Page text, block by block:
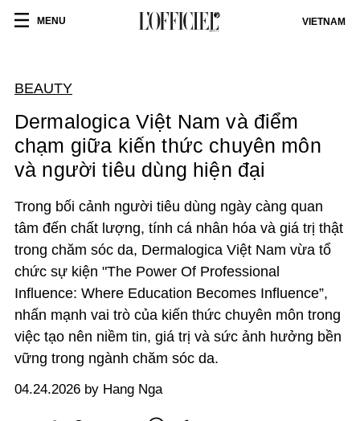
MENU VIETNAM
BEAUTY
Dermalogica Việt Nam và điểm
chạm giữa kiến thức chuyên môn
và người tiêu dùng hiện đại
Trong bối cảnh người tiêu dùng ngày càng quan
tâm đến chất lượng, tính cá nhân hóa và giá trị thật
trong chăm sóc da, Dermalogica Việt Nam vừa tổ
chức sự kiện "The Power Of Professional
Influence: Where Education Becomes Influence”,
nhấn mạnh vai trò của kiến thức chuyên môn trong
việc tạo nên niềm tin, giá trị và sức ảnh hưởng bền
vững trong ngành chăm sóc da.
04.24.2026 by Hang Nga